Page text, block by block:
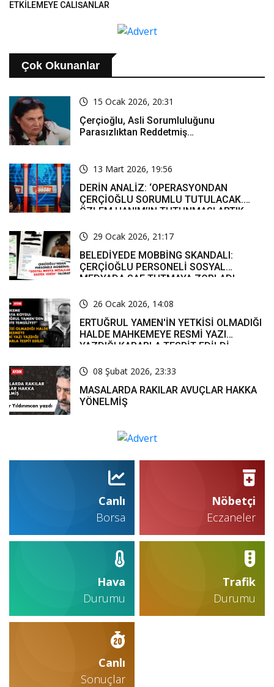
ETKİLEMEYE ÇALIŞANLAR
Çok Okunanlar
15 Ocak 2026, 20:31
Çerçioğlu, Asli Sorumluluğunu
Parasızlıktan Reddetmiş…
13 Mart 2026, 19:56
DERİN ANALİZ: ‘OPERASYONDAN
ÇERÇİOĞLU SORUMLU TUTULACAK.
ÖZLEM HANIM’IN TUTUNMASI ARTIK
29 Ocak 2026, 21:17
BELEDİYEDE MOBBİNG SKANDALI:
ÇERÇİOĞLU PERSONELİ SOSYAL
MEDYADA SAF TUTMAYA ZORLADI
26 Ocak 2026, 14:08
ERTUĞRUL YAMEN'İN YETKİSİ OLMADIĞI
HALDE MAHKEMEYE RESMİ YAZI
YAZDIĞI KARARLA TESPİT EDİLDİ
08 Şubat 2026, 23:33
MASALARDA RAKILAR AVUÇLAR HAKKA
YÖNELMİŞ
Canlı
Borsa
Nöbetçi
Eczaneler
Hava
Durumu
Trafik
Durumu
Canlı
Sonuçlar